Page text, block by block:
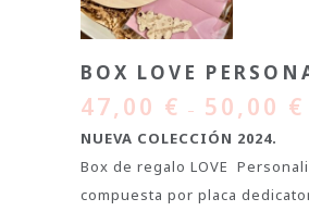
BOX LOVE
47,00 € – 50,00 €
NUEVA COLECCIÓN 2024.
Box de regalo LOVE
compuesta por placa